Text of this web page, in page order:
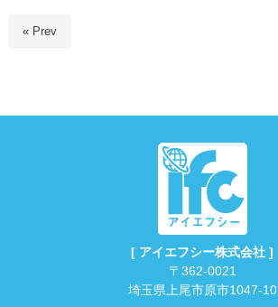
« Prev
[ アイエフシー株式会社 ]
〒362-0021
埼玉県上尾市原市1047-10